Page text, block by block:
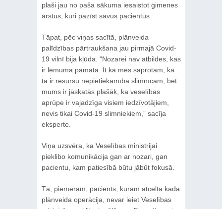
plaši jau no paša sākuma iesaistot ģimenes
ārstus, kuri pazīst savus pacientus.
Tāpat, pēc viņas sacītā, plānveida
palīdzības pārtraukšana jau pirmajā Covid-
19 vilnī bija kļūda. “Nozarei nav atbildes, kas
ir lēmuma pamatā. It kā mēs saprotam, ka
tā ir resursu nepietiekamība slimnīcām, bet
mums ir jāskatās plašāk, ka veselības
aprūpe ir vajadzīga visiem iedzīvotājiem,
nevis tikai Covid-19 slimniekiem,” sacīja
eksperte.
Viņa uzsvēra, ka Veselības ministrijai
pieklibo komunikācija gan ar nozari, gan
pacientu, kam patiesībā būtu jābūt fokusā.
Tā, piemēram, pacients, kuram atcelta kāda
plānveida operācija, nevar ieiet Veselības